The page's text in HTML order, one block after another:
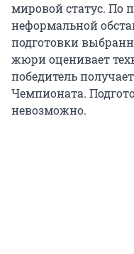
мировой статус. По
неформальной
подготовки
жюри оценивает
победитель
Чемпионата.
невозможно.